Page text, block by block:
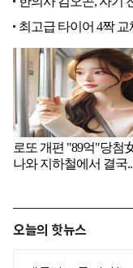
오늘의 핫뉴스